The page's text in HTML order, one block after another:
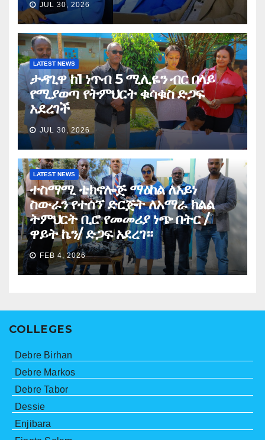
JUL 30, 2026
LATEST NEWS
ታዳጊዋ ከ1 ነጥብ 5 ሚሊዬን ብር በላይ
የሚያወጣ የትምህርት ቁሳቁስ ድጋፍ
አደረገች
JUL 30, 2026
LATEST NEWS
ተስማሚ ቴክኖሎጅ ማዕከል ለአይነ
ስውራን የተሰኘ ድርጅት ለአማራ ክልል
ትምህርት ቢሮ የመመሪያ ነጭ በትር /
ዋይት ኬን/ ድጋፍ አደረገ።
FEB 4, 2026
COLLEGES
Debre Birhan
Debre Markos
Debre Tabor
Dessie
Enjibara